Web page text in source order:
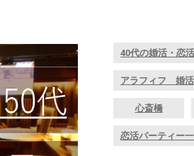
40代の婚活・恋
アラフィフ 婚活
心斎橋
恋活パーティー